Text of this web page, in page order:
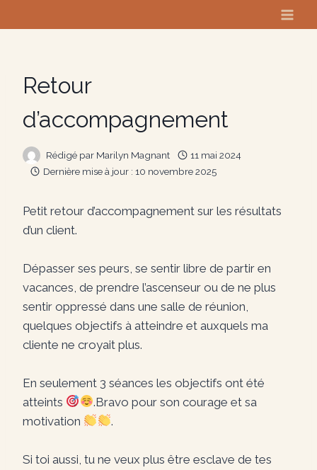
au
Retour
d’accompagnement
Rédigé par Marilyn Magnant
11 mai 2024
Dernière mise à jour : 10 novembre 2025
Petit retour d’accompagnement sur les résultats
d’un client.
Dépasser ses peurs, se sentir libre de partir en
vacances, de prendre l’ascenseur ou de ne plus
sentir oppressé dans une salle de réunion,
quelques objectifs à atteindre et auxquels ma
cliente ne croyait plus.
En seulement 3 séances les objectifs ont été
atteints
.Bravo pour son courage et sa
motivation
.
Si toi aussi, tu ne veux plus être esclave de tes